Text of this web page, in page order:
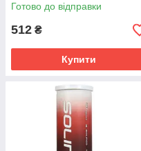
Готово до відправки
512 ₴
Купити